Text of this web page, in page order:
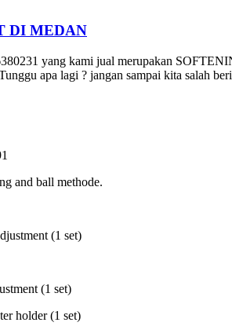
DI MEDAN
yang kami jual merupakan
apa lagi ? jangan sampai kita salah
and ball methode.
(1 set)
(1 set)
holder (1 set)